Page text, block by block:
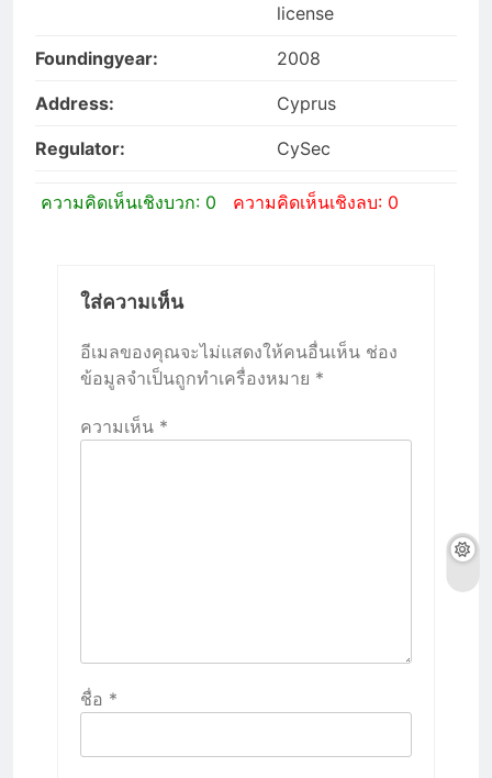
license
Foundingyear: 2008
Address: Cyprus
Regulator: CySec
ความคิดเห็นเชิงบวก: 0 ความคิดเห็นเชิงลบ: 0
ใส่ความเห็น
อีเมลของคุณจะไม่แสดงให้คนอื่นเห็น ช่อง
ข้อมูลจำเป็นถูกทำเครื่องหมาย *
ความเห็น *
ชื่อ *